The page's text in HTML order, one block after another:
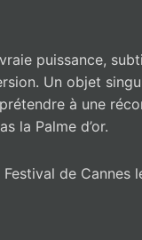
vraie puissance,
Un objet
à une
la Palme d’or.
de Cannes